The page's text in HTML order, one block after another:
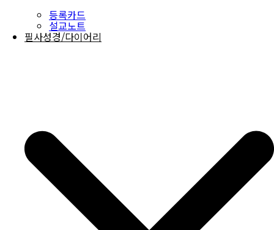
등록카드
설교노트
필사성경/다이어리